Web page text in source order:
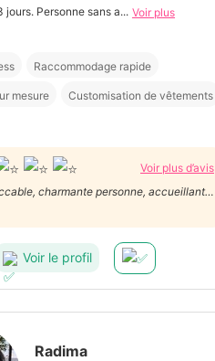
jours. Personne sans a... Voir plus
Raccommodage rapide
mesure Customisation de vêtements
Voir plus d’avis
charmante personne, accueillante,
et très polyvalente. Belle rencontre! Je
à Babette, c'est certain!
Voir le profil
Radima